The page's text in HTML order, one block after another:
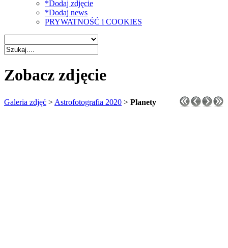
*Dodaj zdjęcie
*Dodaj news
PRYWATNOŚĆ i COOKIES
Zobacz zdjęcie
Galeria zdjęć > Astrofotografia 2020 > Planety